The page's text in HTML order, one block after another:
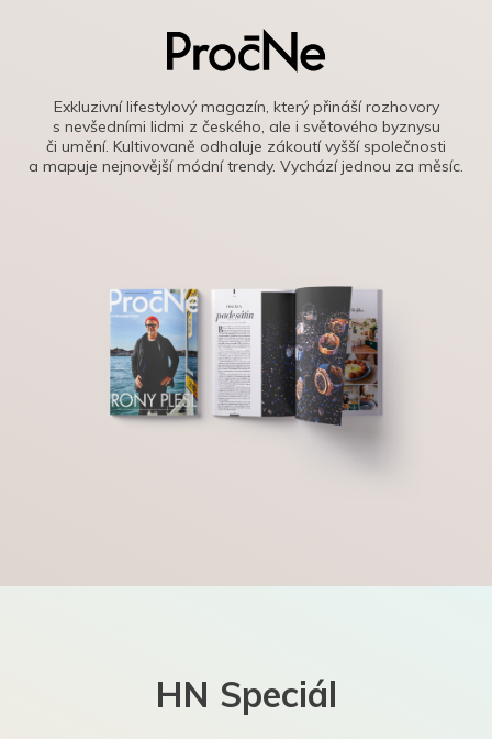
Exkluzivní lifestylový magazín, který přináší rozhovory
s nevšedními lidmi z českého, ale i světového byznysu
či umění. Kultivovaně odhaluje zákoutí vyšší společnosti
a mapuje nejnovější módní trendy. Vychází jednou za měsíc.
HN Speciál